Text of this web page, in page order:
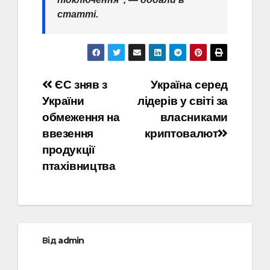
статті.
Навігація
записів
Україна серед
лідерів у світі за
власниками
криптовалют
ЄС зняв з
України
обмеження на
ввезення
продукції
птахівництва
Відadmin